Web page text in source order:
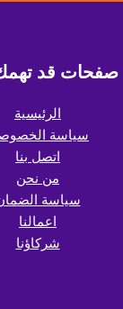
صفحات قد
الرئيسية
سياسة
اتصل بنا
من نحن
سياسة
اعمالنا
شركاؤنا